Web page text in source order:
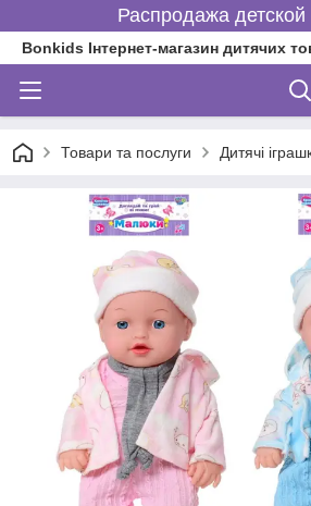
Распродажа детской
Bonkids Інтернет-магазин дитячих
Товари та послуги Дитячі